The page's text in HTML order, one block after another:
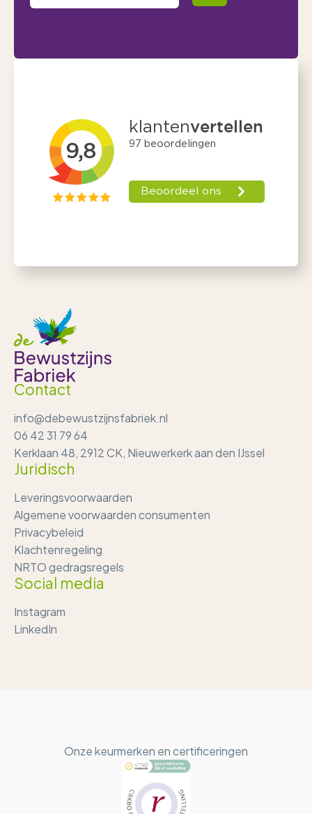
Contact
info@debewustzijnsfabriek.nl
06 42 31 79 64
Kerklaan 48, 2912 CK, Nieuwerkerk aan den IJssel
Juridisch
Leveringsvoorwaarden
Algemene voorwaarden consumenten
Privacybeleid
Klachtenregeling
NRTO gedragsregels
Social media
Instagram
LinkedIn
Onze keurmerken en certificeringen